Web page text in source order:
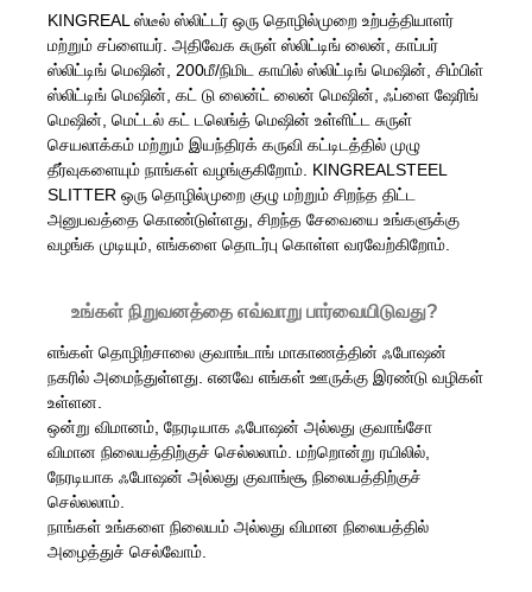
KINGREAL ஸ்டீல் ஸ்லிட்டர் ஒரு தொழில்முறை உற்பத்தியாளர்
மற்றும் சப்ளையர். அதிவேக சுருள் ஸ்லிட்டிங் லைன், காப்பர்
ஸ்லிட்டிங் மெஷின், 200மீ/நிமிட காயில் ஸ்லிட்டிங் மெஷின், சிம்பிள்
ஸ்லிட்டிங் மெஷின், கட் டு லைன்ட் லைன் மெஷின், ஃப்ளை ஷேரிங்
மெஷின், மெட்டல் கட் டலெங்த் மெஷின் உள்ளிட்ட சுருள்
செயலாக்கம் மற்றும் இயந்திரக் கருவி கட்டிடத்தில் முழு
தீர்வுகளையும் நாங்கள் வழங்குகிறோம். KINGREALSTEEL
SLITTER ஒரு தொழில்முறை குழு மற்றும் சிறந்த திட்ட
அனுபவத்தை கொண்டுள்ளது, சிறந்த சேவையை உங்களுக்கு
வழங்க முடியும், எங்களை தொடர்பு கொள்ள வரவேற்கிறோம்.
உங்கள் நிறுவனத்தை எவ்வாறு பார்வையிடுவது?
எங்கள் தொழிற்சாலை குவாங்டாங் மாகாணத்தின் ஃபோஷன்
நகரில் அமைந்துள்ளது. எனவே எங்கள் ஊருக்கு இரண்டு வழிகள்
உள்ளன.
ஒன்று விமானம், நேரடியாக ஃபோஷன் அல்லது குவாங்சோ
விமான நிலையத்திற்குச் செல்லலாம். மற்றொன்று ரயிலில்,
நேரடியாக ஃபோஷன் அல்லது குவாங்சூ நிலையத்திற்குச்
செல்லலாம்.
நாங்கள் உங்களை நிலையம் அல்லது விமான நிலையத்தில்
அழைத்துச் செல்வோம்.